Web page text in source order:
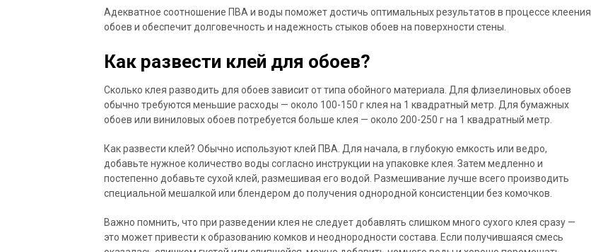
Адекватное соотношение ПВА и воды поможет достичь оптимальных результатов в процессе клеения
обоев и обеспечит долговечность и надежность стыков обоев на поверхности стены.
Как развести клей для обоев?
Сколько клея разводить для обоев зависит от типа обойного материала. Для флизелиновых обоев
обычно требуются меньшие расходы — около 100-150 г клея на 1 квадратный метр. Для бумажных
обоев или виниловых обоев потребуется больше клея — около 200-250 г на 1 квадратный метр.
Как развести клей? Обычно используют клей ПВА. Для начала, в глубокую емкость или ведро,
добавьте нужное количество воды согласно инструкции на упаковке клея. Затем медленно и
постепенно добавьте сухой клей, размешивая его водой. Размешивание лучше всего производить
специальной мешалкой или блендером до получения однородной консистенции без комочков.
Важно помнить, что при разведении клея не следует добавлять слишком много сухого клея сразу —
это может привести к образованию комков и неоднородности состава. Если получившаяся смесь